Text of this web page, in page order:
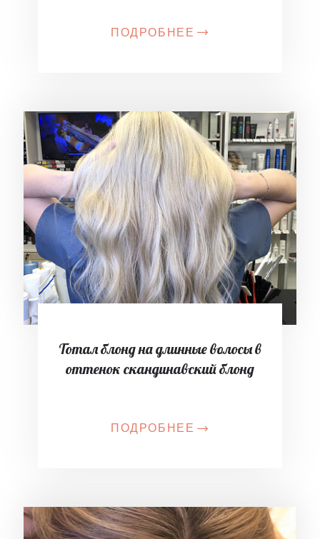
ПОДРОБНЕЕ
Тотал блонд на длинные волосы в
оттенок скандинавский блонд
ПОДРОБНЕЕ